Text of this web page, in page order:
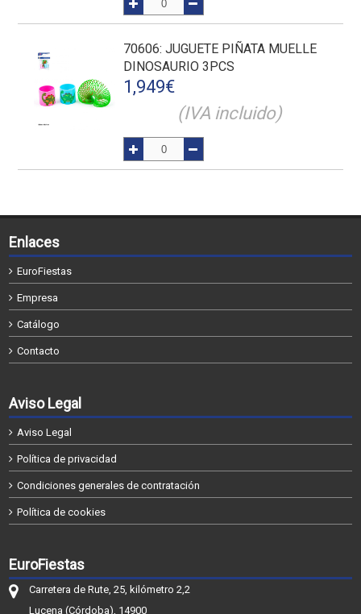
70606: JUGUETE PIÑATA MUELLE
DINOSAURIO 3PCS
1,949€
(IVA incluido)
Enlaces
EuroFiestas
Empresa
Catálogo
Contacto
Aviso Legal
Aviso Legal
Política de privacidad
Condiciones generales de contratación
Política de cookies
EuroFiestas
Carretera de Rute, 25, kilómetro 2,2
Lucena (Córdoba), 14900